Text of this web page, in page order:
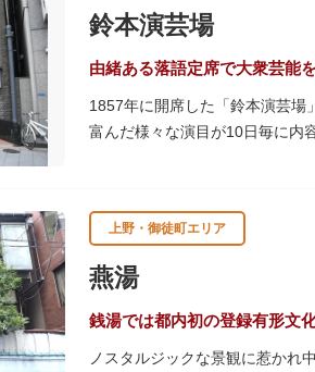
います。辯才天は琵琶を持った
辯才天（はっぴべんざいてん）
不忍池辯天堂には、豊臣秀吉公
鈴本演芸場
由緒ある落語定席で大衆芸能
1857年に開席した「鈴本演芸場
富んだ様々な演目が10日毎に内
を食べたりビールを飲みながら
上野・御徒町エリア
燕湯
銭湯では都内初の登録有形文
ノスタルジックな景観に惹かれ